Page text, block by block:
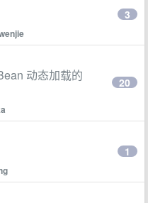
3
动态加载的
20
1